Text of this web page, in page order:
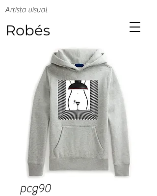
Robés
Artista visual
pcg90